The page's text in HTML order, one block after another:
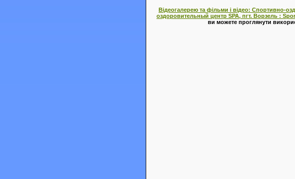
Відеогалерею та фільми і відео: Спортивно-
оздоровительный центр SPA, пгт. Ворзель :
ви можете проглянути